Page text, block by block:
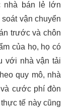
nhà bán lẻ lớn
vận chuyển
trước và chôn
của họ, họ có
với nhà vận tải
quy mô, nhà
cước phí đòn
tế này cũng